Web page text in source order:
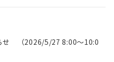
せ （2026/5/27 8:00～10:0